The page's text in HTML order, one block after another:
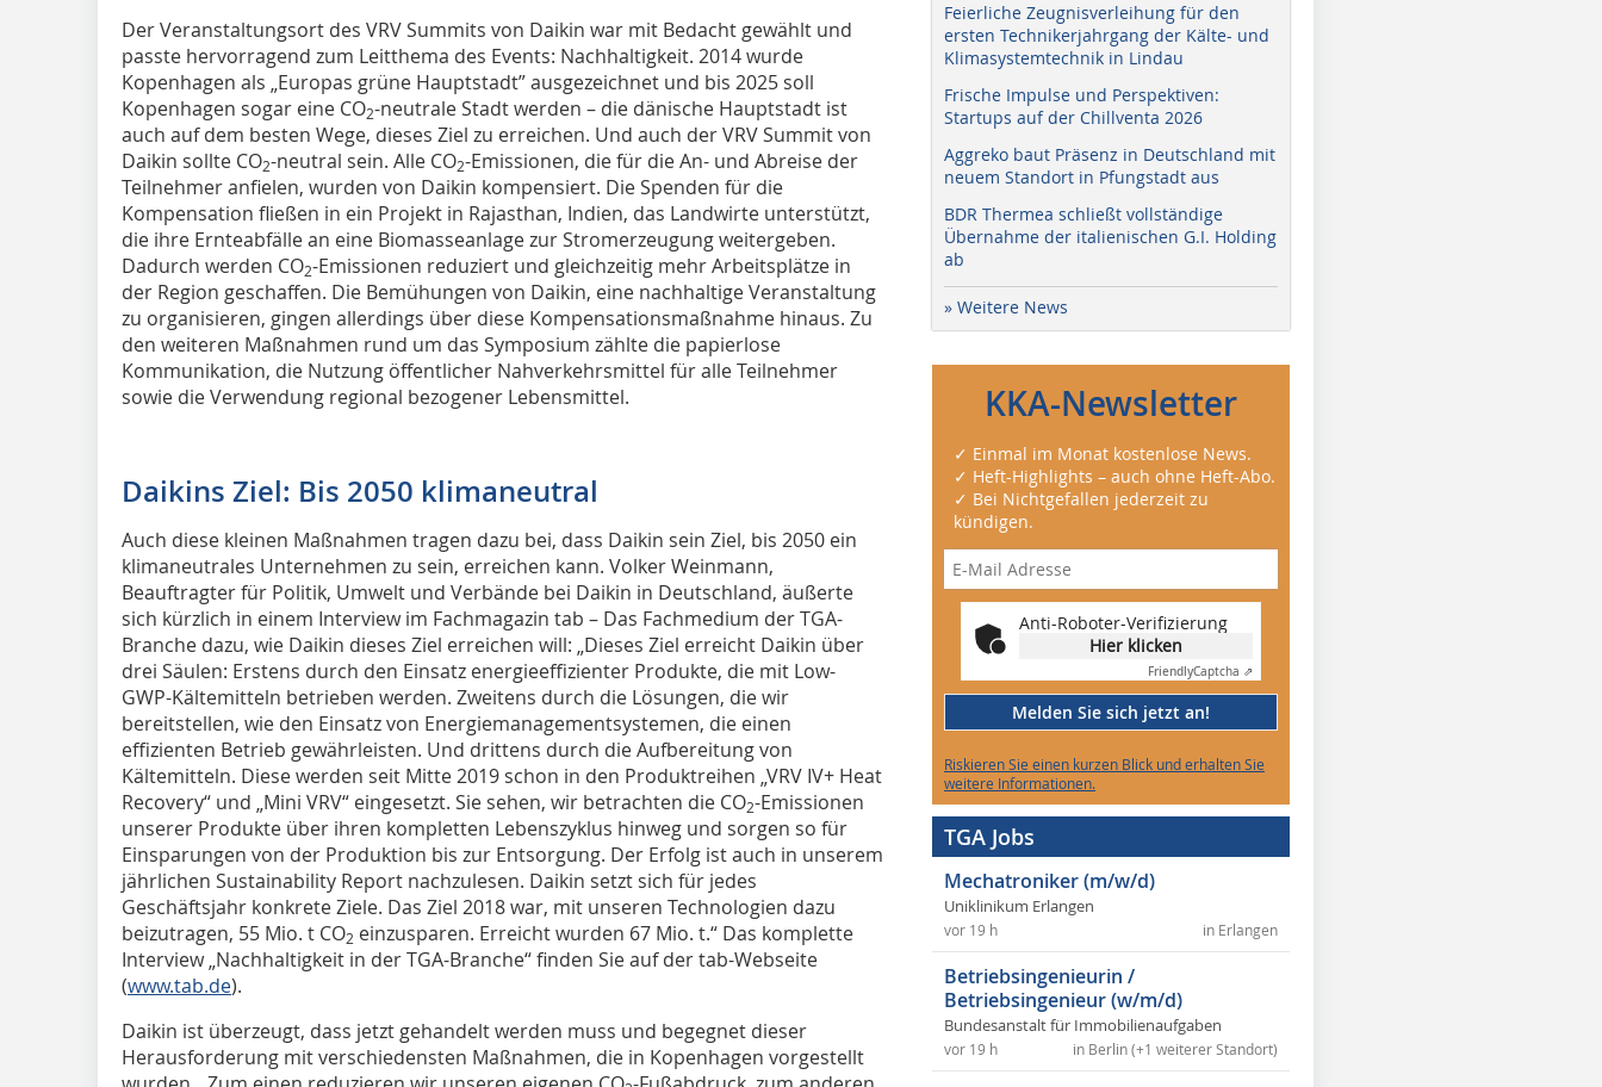
Der Veranstaltungsort des VRV Summits von Daikin war mit Bedacht gewählt und
passte hervorragend zum Leitthema des Events: Nachhaltigkeit. 2014 wurde
Kopenhagen als „Europas grüne Hauptstadt” ausgezeichnet und bis 2025 soll
Kopenhagen sogar eine CO2-neutrale Stadt werden – die dänische Hauptstadt ist
auch auf dem besten Wege, dieses Ziel zu erreichen. Und auch der VRV Summit von
Daikin sollte CO2-neutral sein. Alle CO2-Emissionen, die für die An- und Abreise der
Teilnehmer anfielen, wurden von Daikin kompensiert. Die Spenden für die
Kompensation fließen in ein Projekt in Rajasthan, Indien, das Landwirte unterstützt,
die ihre Ernteabfälle an eine Biomasseanlage zur Stromerzeugung weitergeben.
Dadurch werden CO2-Emissionen reduziert und gleichzeitig mehr Arbeitsplätze in
der Region geschaffen. Die Bemühungen von Daikin, eine nachhaltige Veranstaltung
zu organisieren, gingen allerdings über diese Kompensationsmaßnahme hinaus. Zu
den weiteren Maßnahmen rund um das Symposium zählte die papierlose
Kommunikation, die Nutzung öffentlicher Nahverkehrsmittel für alle Teilnehmer
sowie die Verwendung regional bezogener Lebensmittel.
Daikins Ziel: Bis 2050 klimaneutral
Auch diese kleinen Maßnahmen tragen dazu bei, dass Daikin sein Ziel, bis 2050 ein
klimaneutrales Unternehmen zu sein, erreichen kann. Volker Weinmann,
Beauftragter für Politik, Umwelt und Verbände bei Daikin in Deutschland, äußerte
sich kürzlich in einem Interview im Fachmagazin tab – Das Fachmedium der TGA-
Branche dazu, wie Daikin dieses Ziel erreichen will: „Dieses Ziel erreicht Daikin über
drei Säulen: Erstens durch den Einsatz energieeffizienter Produkte, die mit Low-
GWP-Kältemitteln betrieben werden. Zweitens durch die Lösungen, die wir
bereitstellen, wie den Einsatz von Energiemanagementsystemen, die einen
effizienten Betrieb gewährleisten. Und drittens durch die Aufbereitung von
Kältemitteln. Diese werden seit Mitte 2019 schon in den Produkt­reihen „VRV IV+ Heat
Recovery“ und „Mini VRV“ eingesetzt. Sie sehen, wir betrachten die CO2-Emissionen
unserer Produkte über ihren kompletten Lebenszyklus hinweg und sorgen so für
Einsparungen von der Produktion bis zur Entsorgung. Der Erfolg ist auch in unserem
jährlichen Sustainability Report nachzulesen. Daikin setzt sich für jedes
Geschäftsjahr konkrete Ziele. Das Ziel 2018 war, mit unseren Technologien dazu
beizutragen, 55 Mio. t CO2 einzusparen. Erreicht wurden 67 Mio. t.“ Das komplette
Interview „Nachhaltigkeit in der TGA-Branche“ finden Sie auf der tab-Webseite
(www.tab.de).
Daikin ist überzeugt, dass jetzt gehandelt werden muss und begegnet dieser
Herausforderung mit verschiedensten Maßnahmen, die in Kopenhagen vorgestellt
Feierliche Zeugnisverleihung für den
ersten Technikerjahrgang der Kälte- und
Klimasystemtechnik in Lindau
Frische Impulse und Perspektiven:
Startups auf der Chillventa 2026
Aggreko baut Präsenz in Deutschland mit
neuem Standort in Pfungstadt aus
BDR Thermea schließt vollständige
Übernahme der italienischen G.I. Holding
ab
» Weitere News
KKA-Newsletter
✓ Einmal im Monat kostenlose News.
✓ Heft-Highlights – auch ohne Heft-Abo.
✓ Bei Nichtgefallen jederzeit zu
kündigen.
Anti-Roboter-Verifizierung
Hier klicken
FriendlyCaptcha ⇗
Melden Sie sich jetzt an!
Riskieren Sie einen kurzen Blick und erhalten Sie
weitere Informationen.
TGA Jobs
Mechatroniker (m/w/d)
Uniklinikum Erlangen
in Erlangen
vor 19 h
Betriebsingenieurin /
Betriebsingenieur (w/m/d)
Bundesanstalt für Immobilienaufgaben
in Berlin (+1 weiterer Standort)
vor 19 h